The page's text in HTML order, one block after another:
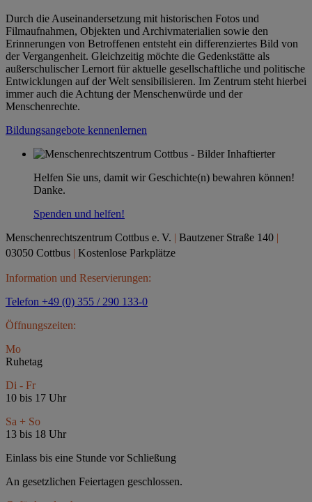
Durch die Auseinandersetzung mit historischen Fotos und
Filmaufnahmen, Objekten und Archivmaterialien sowie den
Erinnerungen von Betroffenen entsteht ein differenziertes Bild von
der Vergangenheit. Gleichzeitig möchte die Gedenkstätte als
außerschulischer Lernort für aktuelle gesellschaftliche und politische
Entwicklungen auf der Welt sensibilisieren. Im Zentrum steht hierbei
immer auch die Achtung der Menschenwürde und der
Menschenrechte.
Bildungsangebote kennenlernen
Helfen Sie uns, damit wir Geschichte(n) bewahren können!
Danke.
Spenden und helfen!
Menschenrechtszentrum Cottbus e. V. | Bautzener Straße 140 |
03050 Cottbus | Kostenlose Parkplätze
Information und Reservierungen:
Telefon +49 (0) 355 / 290 133-0
Öffnungszeiten:
Mo
Ruhetag
Di - Fr
10 bis 17 Uhr
Sa + So
13 bis 18 Uhr
Einlass bis eine Stunde vor Schließung
An gesetzlichen Feiertagen geschlossen.